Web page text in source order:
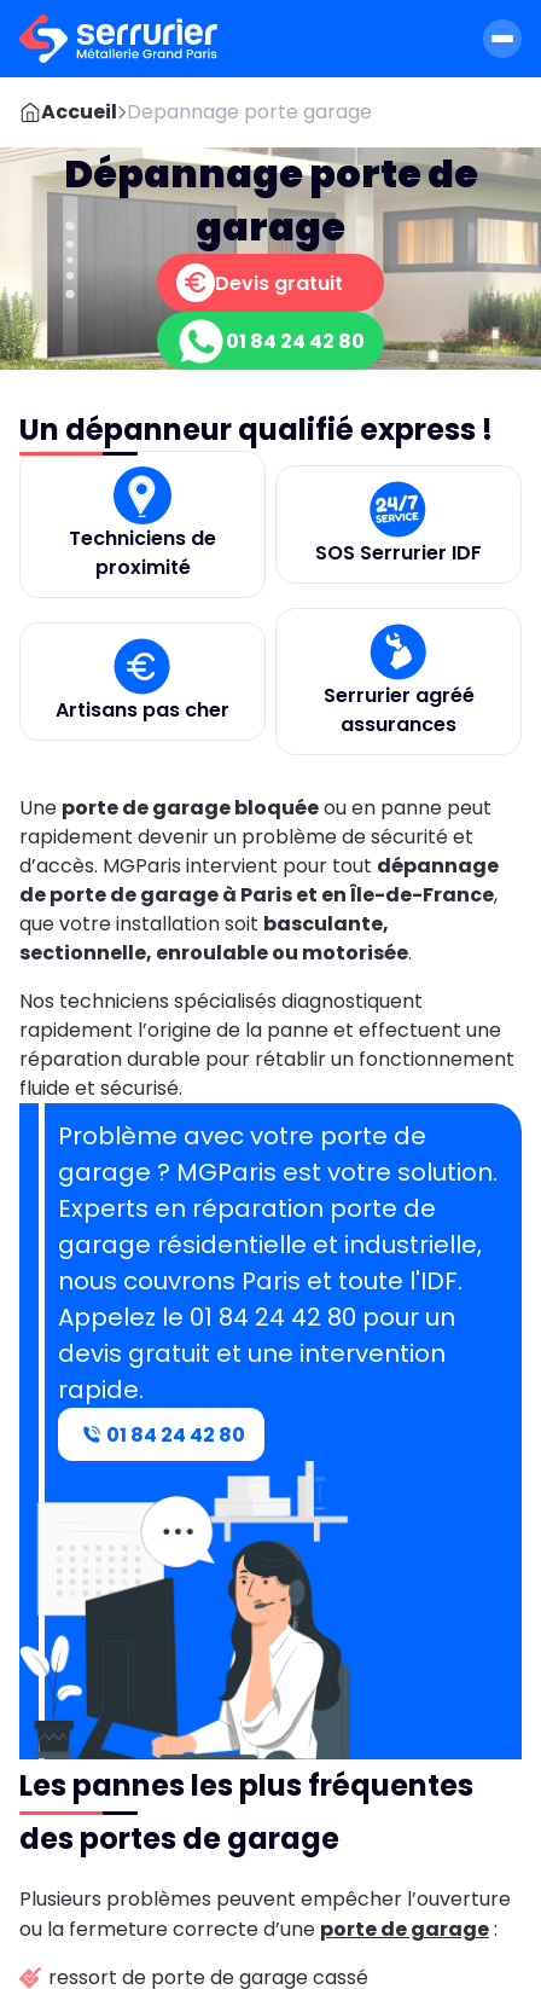
Accueil Depannage porte garage
Dépannage porte de
garage
Devis gratuit
01 84 24 42 80
Un dépanneur qualifié express !
Techniciens de
proximité
SOS Serrurier IDF
Artisans pas cher
Serrurier agréé
assurances
Une porte de garage bloquéeou en panne peut
rapidement devenir un problème de sécurité et
d’accès. MGParis intervient pour tout dépannage
de porte de garage à Paris et en Île-de-France,
que votre installation soit basculante,
sectionnelle, enroulable ou motorisée.
Nos techniciens spécialisés diagnostiquent
rapidement l’origine de la panne et effectuent une
réparation durable pour rétablir un fonctionnement
fluide et sécurisé.
Problème avec votre porte de
garage ? MGParis est votre solution.
Experts en réparation porte de
garage résidentielle et industrielle,
nous couvrons Paris et toute l'IDF.
Appelez le 01 84 24 42 80 pour un
devis gratuit et une intervention
rapide.
01 84 24 42 80
Les pannes les plus fréquentes
des portes de garage
Plusieurs problèmes peuvent empêcher l’ouverture
ou la fermeture correcte d’une porte de garage:
ressort de porte de garage cassé